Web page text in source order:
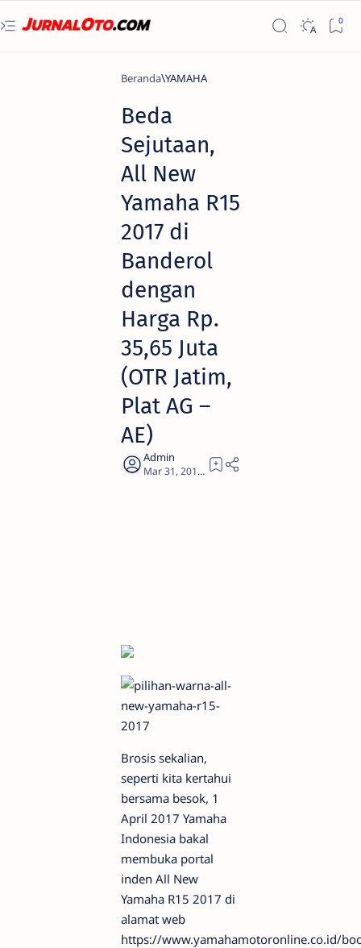
Beranda YAMAHA
Beda
Sejutaan,
All New
Yamaha R15
2017 di
Banderol
dengan
Harga Rp.
35,65 Juta
(OTR Jatim,
Plat AG –
AE)
1
Brosis sekalian,
seperti kita kertahui
bersama besok, 1
April 2017 Yamaha
Indonesia bakal
membuka portal
inden All New
Yamaha R15 2017 di
alamat web
https://www.yamahamotoronline.co.id/